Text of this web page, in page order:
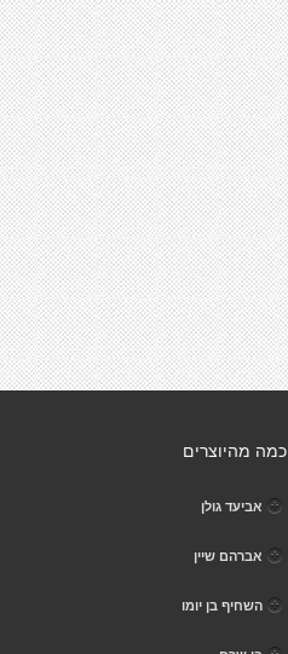
כמה מהיוצרים
אביעד גולן
אברהם שיין
השחיף בן יומו